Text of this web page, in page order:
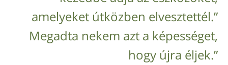
amelyeket útközben elvesztettél.”
Megadta nekem azt a képességet,
hogy újra éljek.”